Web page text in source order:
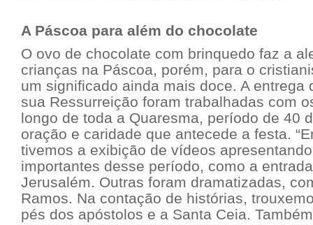
A Páscoa para além do chocolate
O ovo de chocolate com brinquedo faz a
crianças na Páscoa, porém, para o
um significado ainda mais doce. A entrega
sua Ressurreição foram trabalhadas com
longo de toda a Quaresma, período de 40
oração e caridade que antecede a festa.
tivemos a exibição de vídeos
importantes desse período, como a
Jerusalém. Outras foram dramatizadas,
Ramos. Na contação de histórias,
pés dos apóstolos e a Santa Ceia.